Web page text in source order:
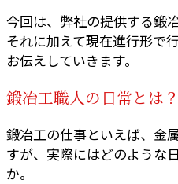
今回は、弊社の提供する鍛
それに加えて現在進行形で
お伝えしていきます。
鍛冶工職人の日常とは
鍛冶工の仕事といえば、金
すが、実際にはどのような
か。